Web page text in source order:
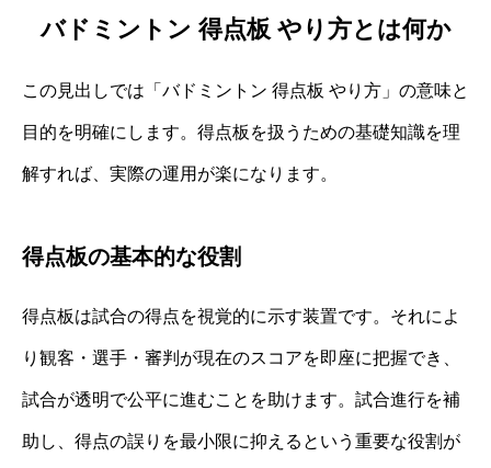
バドミントン 得点板 やり方とは何か
この見出しでは「バドミントン 得点板 やり方」の意味と
目的を明確にします。得点板を扱うための基礎知識を理
解すれば、実際の運用が楽になります。
得点板の基本的な役割
得点板は試合の得点を視覚的に示す装置です。それによ
り観客・選手・審判が現在のスコアを即座に把握でき、
試合が透明で公平に進むことを助けます。試合進行を補
助し、得点の誤りを最小限に抑えるという重要な役割が